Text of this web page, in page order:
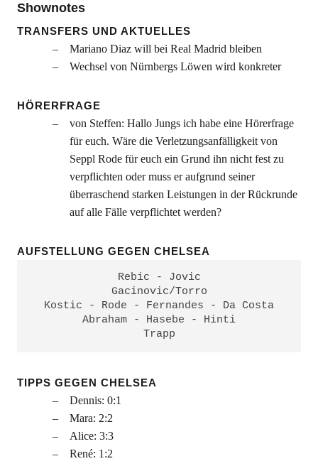
Shownotes
TRANSFERS UND AKTUELLES
Mariano Diaz will bei Real Madrid bleiben
Wechsel von Nürnbergs Löwen wird konkreter
HÖRERFRAGE
von Steffen: Hallo Jungs ich habe eine Hörerfrage
für euch. Wäre die Verletzungsanfälligkeit von
Seppl Rode für euch ein Grund ihn nicht fest zu
verpflichten oder muss er aufgrund seiner
überraschend starken Leistungen in der Rückrunde
auf alle Fälle verpflichtet werden?
AUFSTELLUNG GEGEN CHELSEA
Rebic - Jovic
Gacinovic/Torro
Kostic - Rode - Fernandes - Da Costa
Abraham - Hasebe - Hinti
Trapp
TIPPS GEGEN CHELSEA
Dennis: 0:1
Mara: 2:2
Alice: 3:3
René: 1:2